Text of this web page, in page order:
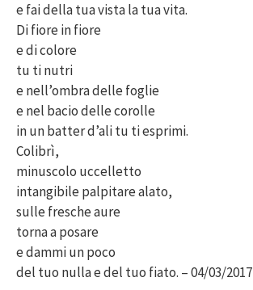
e fai della tua vista la tua vita.
Di fiore in fiore
e di colore
tu ti nutri
e nell’ombra delle foglie
e nel bacio delle corolle
in un batter d’ali tu ti esprimi.
Colibrì,
minuscolo uccelletto
intangibile palpitare alato,
sulle fresche aure
torna a posare
e dammi un poco
del tuo nulla e del tuo fiato. – 04/03/2017